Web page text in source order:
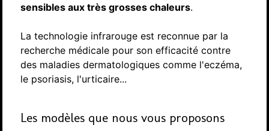
sensibles aux très grosses chaleurs.
La technologie infrarouge est reconnue par la
recherche médicale pour son efficacité contre
des maladies dermatologiques comme l'eczéma,
le psoriasis, l'urticaire...
Les modèles que nous vous proposons